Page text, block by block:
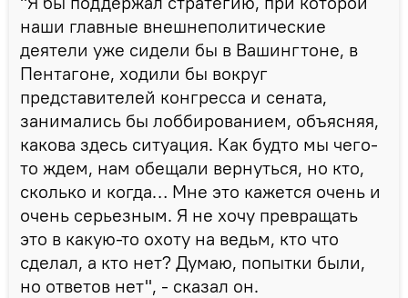
наши главные внешнеполитические
деятели уже сидели бы в Вашингтоне, в
Пентагоне, ходили бы вокруг
представителей конгресса и сената,
занимались бы лоббированием, объясняя,
какова здесь ситуация. Как будто мы чего-
то ждем, нам обещали вернуться, но кто,
сколько и когда… Мне это кажется очень и
очень серьезным. Я не хочу превращать
это в какую-то охоту на ведьм, кто что
сделал, а кто нет? Думаю, попытки были,
но ответов нет", - сказал он.